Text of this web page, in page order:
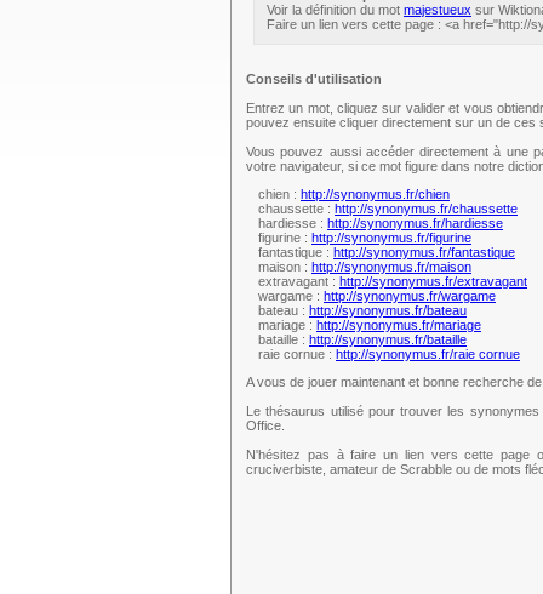
Voir la définition du mot majestueux sur
Faire un lien vers cette page : <a href="http://
Conseils d'utilisation
Entrez un mot, cliquez sur valider et vous
pouvez ensuite cliquer directement sur un de
Vous pouvez aussi accéder directement à une
votre navigateur, si ce mot figure dans notre
chien : http://synonymus.fr/chien
chaussette : http://synonymus.fr/chaussette
hardiesse : http://synonymus.fr/hardiesse
figurine : http://synonymus.fr/figurine
fantastique : http://synonymus.fr/fantastique
maison : http://synonymus.fr/maison
extravagant : http://synonymus.fr/extravagant
wargame : http://synonymus.fr/wargame
bateau : http://synonymus.fr/bateau
mariage : http://synonymus.fr/mariage
bataille : http://synonymus.fr/bataille
raie cornue : http://synonymus.fr/raie cornue
A vous de jouer maintenant et bonne recherche
Le thésaurus utilisé pour trouver les
Office.
N'hésitez pas à faire un lien vers cette
cruciverbiste, amateur de Scrabble ou de mots